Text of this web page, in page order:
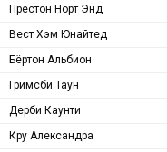
Престон Норт Энд
Вест Хэм Юнайтед
Бёртон Альбион
Гримсби Таун
Дерби Каунти
Кру Александра